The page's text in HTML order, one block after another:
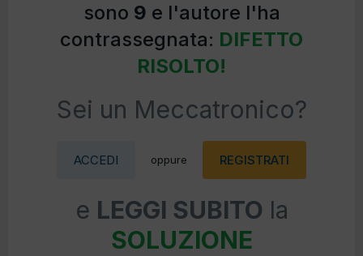
sono 9 e l'autore l'ha
contrassegnata: DIFETTO
RISOLTO!
Sei un Meccatronico?
ACCEDI oppure REGISTRATI
e LEGGI SUBITO la
SOLUZIONE